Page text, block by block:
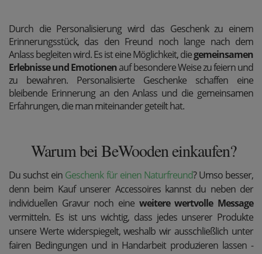
Durch die Personalisierung wird das Geschenk zu einem
Erinnerungsstück, das den Freund noch lange nach dem
Anlass begleiten wird. Es ist eine Möglichkeit, diegemeinsamen
Erlebnisse und Emotionenauf besondere Weise zu feiern und
zu bewahren. Personalisierte Geschenke schaffen eine
bleibende Erinnerung an den Anlass und die gemeinsamen
Erfahrungen, die man miteinander geteilt hat.
Warum bei BeWooden einkaufen?
Du suchst ein Geschenk für einen Naturfreund? Umso besser,
denn beim Kauf unserer Accessoires kannst du neben der
individuellen Gravur noch eine weitere wertvolle Message
vermitteln. Es ist uns wichtig, dass jedes unserer Produkte
unsere Werte widerspiegelt, weshalbwir ausschließlich unter
fairen Bedingungen und in Handarbeit produzieren lassen -